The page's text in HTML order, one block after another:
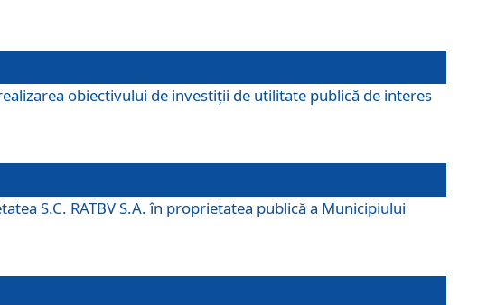
obiectivului de investiții de utilitate publică de interes
S.C. RATBV S.A. în proprietatea publică a Municipiului